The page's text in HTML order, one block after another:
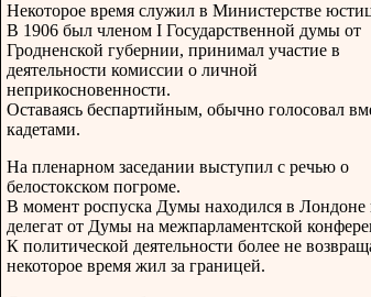
Некоторое время служил в Министерстве
В 1906 был членом I Государственной думы от
Гродненской губернии, принимал участие в
деятельности комиссии о личной
неприкосновенности.
Оставаясь беспартийным, обычно голосовал
кадетами.
На пленарном заседании выступил с речью о
белостокском погроме.
В момент роспуска Думы находился в Лондоне
делегат от Думы на межпарламентской
К политической деятельности более не
некоторое время жил за границей.